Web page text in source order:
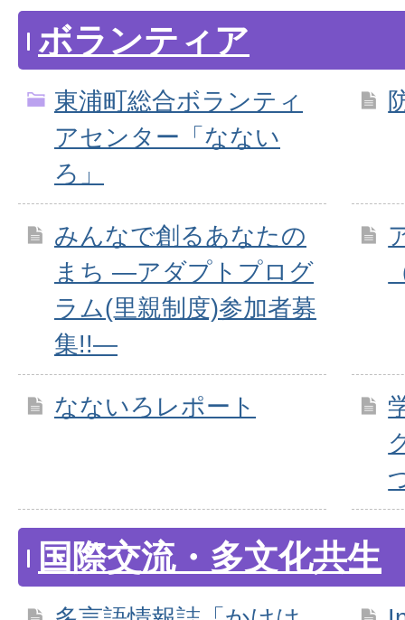
ボランティア
東浦町総合ボランティ
アセンター「なない
ろ」
みんなで創るあなたの
まち ―アダプトプログ
ラム(里親制度)参加者募
集!!―
なないろレポート
国際交流・多文化共生